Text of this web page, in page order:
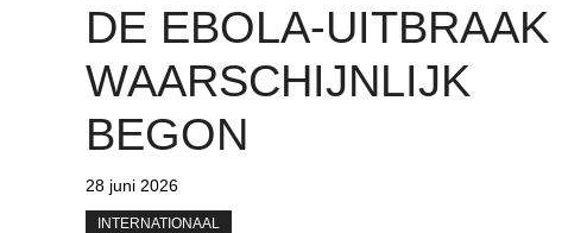
DE EBOLA-UITBRAAK
WAARSCHIJNLIJK
BEGON
28 juni 2026
INTERNATIONAAL